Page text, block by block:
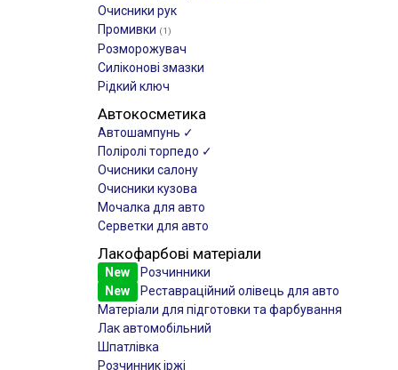
Очисники рук
Промивки (1)
Розморожувач
Силіконові змазки
Рідкий ключ
Автокосметика
Автошампунь ✓
Поліролі торпедо ✓
Очисники салону
Очисники кузова
Мочалка для авто
Серветки для авто
Лакофарбові матеріали
New
Розчинники
New
Реставраційний олівець для авто
Матеріали для підготовки та фарбування
Лак автомобільний
Шпатлівка
Розчинник іржі